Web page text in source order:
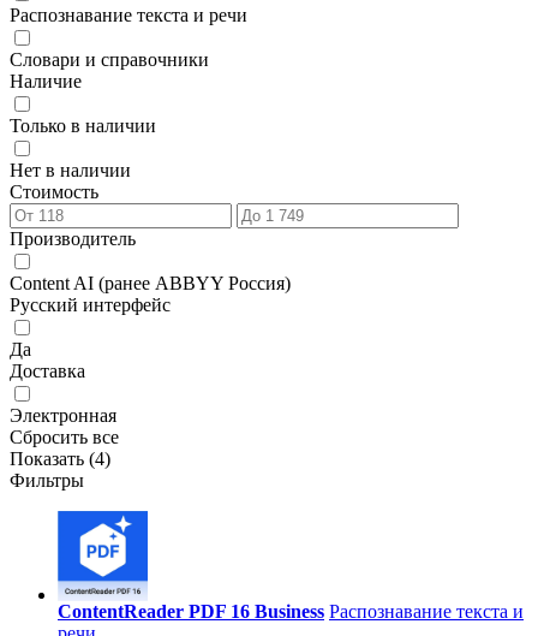
Распознавание текста и речи
Словари и справочники
Наличие
Только в наличии
Нет в наличии
Стоимость
Производитель
Content AI (ранее ABBYY Россия)
Русский интерфейс
Да
Доставка
Электронная
Сбросить все
Показать (4)
Фильтры
ContentReader PDF 16 Business Распознавание текста и